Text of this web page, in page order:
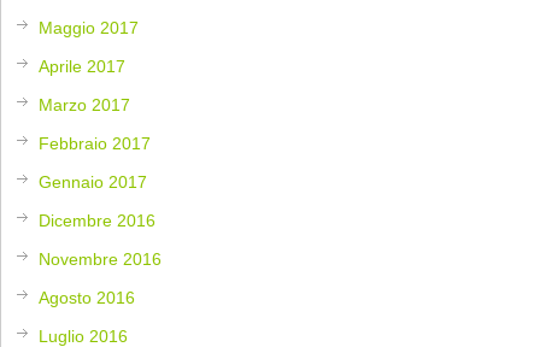
Maggio 2017
Aprile 2017
Marzo 2017
Febbraio 2017
Gennaio 2017
Dicembre 2016
Novembre 2016
Agosto 2016
Luglio 2016